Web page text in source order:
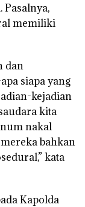
memiliki
dan
siapa yang
kejadian
kita
nakal
bahkan
kata
Kapolda